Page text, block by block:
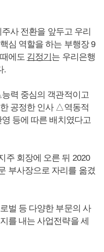
사 전환을 앞두고 우리
심 역할을 하는 부행장 9
에도 김정기는 우리은행
.
력 중심의 객관적이고
공정한 인사 △역동적
등에 따른 배치였다고
주 회장에 오른 뒤 2020
부사장으로 자리를 옮겼
벌 등 다양한 부문의 사
를 내는 사업전략을 세